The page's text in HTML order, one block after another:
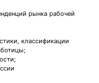
рынка рабочей
классификации